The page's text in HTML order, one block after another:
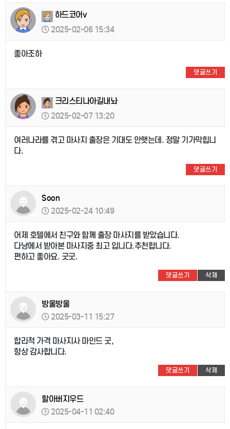
하드코어v
2025-02-06 15:34
좋아조하
댓글쓰기
크리스티나아길내놔
2025-02-07 13:20
여러나라를 겪고 마사지 출장은 기대도 안햇는데. 정말 기가막힙니
다.
댓글쓰기
Soon
2025-02-24 10:49
어제 호텔에서 친구와 함께 출장 마사지를 받았습니다.
다낭에서 받아본 마사지중 최고 입니다.추천합니다.
편하고 좋아요. 굿굿.
댓글쓰기 삭제
방울방울
2025-03-11 15:27
합리적 가격 마사지사 마인드 굿,
항상 감사합니다.
댓글쓰기 삭제
할아버지우드
2025-04-11 02:40